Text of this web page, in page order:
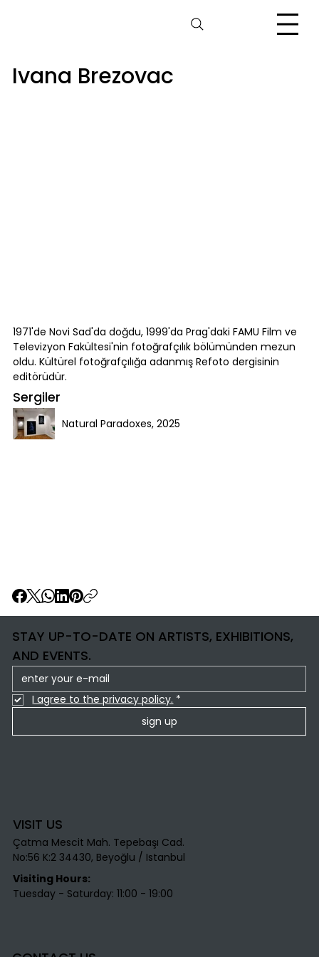
Ivana Brezovac
1971'de Novi Sad'da doğdu, 1999'da Prag'daki FAMU Film ve
Televizyon Fakültesi'nin fotoğrafçılık bölümünden mezun
oldu. Kültürel fotoğrafçılığa adanmış Refoto dergisinin
editörüdür.
Sergiler
Natural Paradoxes, 2025
VISIT US
Çatma Mescit Mah. Tepebaşı Cad.
No:56 K:2 34430, Beyoğlu / Istanbul​
Visiting Hours:
Tuesday - Saturday: 11:00 - 19:00
STAY UP-TO-DATE ON ARTISTS, EXHIBITIONS,
AND EVENTS.
I agree to the privacy policy. *
sign up